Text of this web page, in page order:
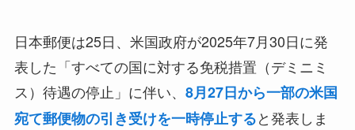
日本郵便は25日、米国政府が2025年7月30日に発
表した「すべての国に対する免税措置（デミニミ
ス）待遇の停止」に伴い、 8月27日から一部の米国
宛て郵便物の引き受けを一時停止すると発表しま